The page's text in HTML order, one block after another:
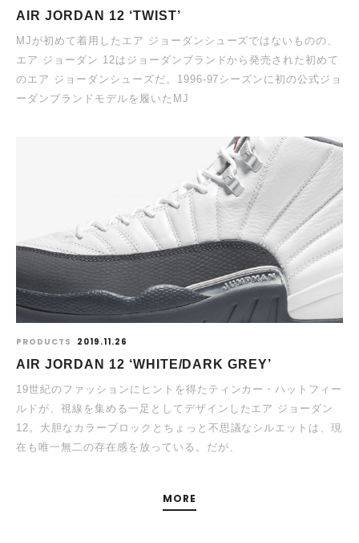
AIR JORDAN 12 ‘TWIST’
MJが初めて着用したエア ジョーダンシューズではないものの、
エア ジョーダン 12はジョーダンブランドから発売された初めて
のエア ジョーダンシューズだ。1996-97シーズンに初の公式ジョ
ーダンブランドモデルを履いたMJ
PRODUCTS 2019.11.26
AIR JORDAN 12 ‘WHITE/DARK GREY’
19世紀のファッションにヒントを得たティンカー・ハットフィー
ルドが、視線を集める一足としてデザインしたエア ジョーダン
12。大胆なカラーブロックとちょっと不思議なシルエットは、現
在も唯一無二の存在感を放っている。だが、
MORE